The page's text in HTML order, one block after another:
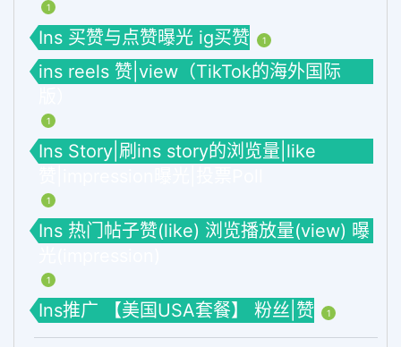
1
Ins 买赞与点赞曝光 ig买赞 1
ins reels 赞|view（TikTok的海外国际
1
Ins Story|刷ins story的浏览量|like
1
Ins 热门帖子赞(like) 浏览播放量(view) 曝
1
Ins推广 【美国USA套餐】 粉丝|赞 1